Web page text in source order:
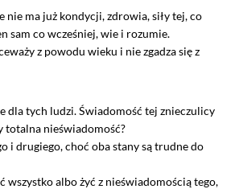
nie ma już kondycji, zdrowia, siły tej, co
sam co wcześniej, wie i rozumie.
z powodu wieku i nie zgadza się z
dla tych ludzi. Świadomość tej znieczulicy
totalna nieświadomość?
i drugiego, choć oba stany są trudne do
wszystko albo żyć z nieświadomością tego,